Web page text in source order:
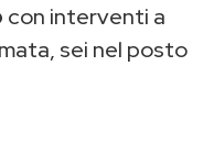
con interventi a
sei nel posto